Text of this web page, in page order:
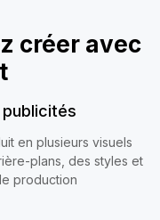
créer avec
en plusieurs visuels
plans, des styles et
production